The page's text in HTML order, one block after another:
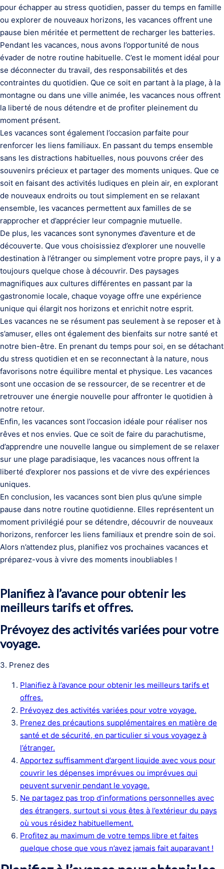
pour échapper au stress quotidien, passer du temps en famille
ou explorer de nouveaux horizons, les vacances offrent une
pause bien méritée et permettent de recharger les batteries.
Pendant les vacances, nous avons l’opportunité de nous
évader de notre routine habituelle. C’est le moment idéal pour
se déconnecter du travail, des responsabilités et des
contraintes du quotidien. Que ce soit en partant à la plage, à la
montagne ou dans une ville animée, les vacances nous offrent
la liberté de nous détendre et de profiter pleinement du
moment présent.
Les vacances sont également l’occasion parfaite pour
renforcer les liens familiaux. En passant du temps ensemble
sans les distractions habituelles, nous pouvons créer des
souvenirs précieux et partager des moments uniques. Que ce
soit en faisant des activités ludiques en plein air, en explorant
de nouveaux endroits ou tout simplement en se relaxant
ensemble, les vacances permettent aux familles de se
rapprocher et d’apprécier leur compagnie mutuelle.
De plus, les vacances sont synonymes d’aventure et de
découverte. Que vous choisissiez d’explorer une nouvelle
destination à l’étranger ou simplement votre propre pays, il y a
toujours quelque chose à découvrir. Des paysages
magnifiques aux cultures différentes en passant par la
gastronomie locale, chaque voyage offre une expérience
unique qui élargit nos horizons et enrichit notre esprit.
Les vacances ne se résument pas seulement à se reposer et à
s’amuser, elles ont également des bienfaits sur notre santé et
notre bien-être. En prenant du temps pour soi, en se détachant
du stress quotidien et en se reconnectant à la nature, nous
favorisons notre équilibre mental et physique. Les vacances
sont une occasion de se ressourcer, de se recentrer et de
retrouver une énergie nouvelle pour affronter le quotidien à
notre retour.
Enfin, les vacances sont l’occasion idéale pour réaliser nos
rêves et nos envies. Que ce soit de faire du parachutisme,
d’apprendre une nouvelle langue ou simplement de se relaxer
sur une plage paradisiaque, les vacances nous offrent la
liberté d’explorer nos passions et de vivre des expériences
uniques.
En conclusion, les vacances sont bien plus qu’une simple
pause dans notre routine quotidienne. Elles représentent un
moment privilégié pour se détendre, découvrir de nouveaux
horizons, renforcer les liens familiaux et prendre soin de soi.
Alors n’attendez plus, planifiez vos prochaines vacances et
préparez-vous à vivre des moments inoubliables !
Planifiez à l’avance pour obtenir les
meilleurs tarifs et offres.
Prévoyez des activités variées pour votre
voyage.
3. Prenez des
Planifiez à l’avance pour obtenir les meilleurs tarifs et
offres.
Prévoyez des activités variées pour votre voyage.
Prenez des précautions supplémentaires en matière de
santé et de sécurité, en particulier si vous voyagez à
l’étranger.
Apportez suffisamment d’argent liquide avec vous pour
couvrir les dépenses imprévues ou imprévues qui
peuvent survenir pendant le voyage.
Ne partagez pas trop d’informations personnelles avec
des étrangers, surtout si vous êtes à l’extérieur du pays
où vous résidez habituellement.
Profitez au maximum de votre temps libre et faites
quelque chose que vous n’avez jamais fait auparavant !